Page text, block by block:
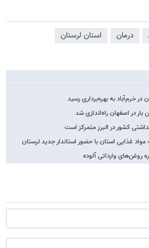
درمان استان لرستان
خرم‌آباد به بهره‌برداری رسید
در اصفهان راه‌اندازی شد
غذایی استان با حضور استاندار جدید لرستان
روغن‌های وارداتی آلوده